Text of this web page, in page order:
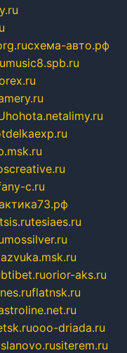
схема-авто.рф
music8.spb.ru
hohota.netalimy.ru
c.ru
tesiaes.ru
mossilver.ru
orior-aks.ru
flatnsk.ru
ooo-driada.ru
siterem.ru